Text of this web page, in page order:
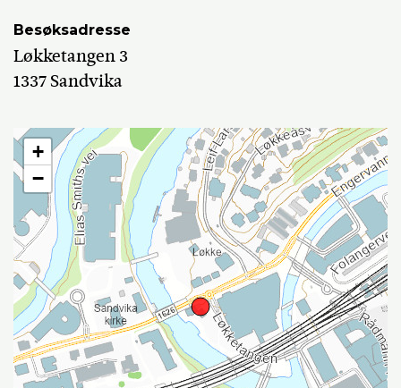
Besøksadresse
Løkketangen 3
1337 Sandvika
+
−